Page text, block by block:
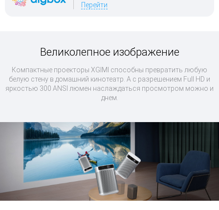
Перейти
Великолепное изображение
Компактные проекторы XGIMI способны превратить любую
белую стену в домашний кинотеатр. А с разрешением Full HD и
яркостью 300 ANSI люмен наслаждаться просмотром можно и
днем.